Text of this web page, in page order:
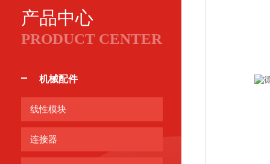
产品中心
PRODUCT CENTER
机械配件
线性模块
连接器